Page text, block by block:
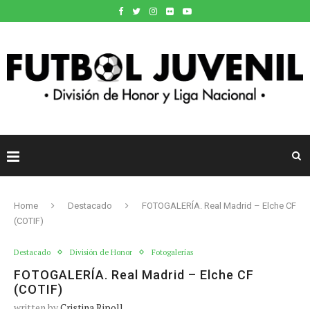
Home Destacado
FOTOGALERÍA. Real Madrid – Elche CF
(COTIF)
Destacado División de Honor Fotogalerías
FOTOGALERÍA. Real Madrid – Elche CF
(COTIF)